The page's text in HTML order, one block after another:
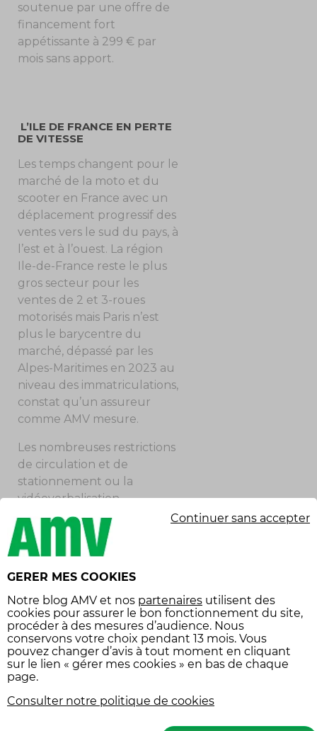
soutenue par une offre de
financement fort
appétissante à 299 € par
mois sans apport.
L’ILE DE FRANCE EN PERTE
DE VITESSE
Les temps changent pour le
marché de la moto et du
scooter en France avec un
déplacement progressif des
ventes vers le sud du pays, à
l’est et à l’ouest. La région
Ile-de-France reste le plus
gros secteur pour les
ventes de 2 et 3-roues
motorisés mais Paris n’est
plus le barycentre du
marché, dépassé par les
Alpes-Maritimes en 2023 au
niveau des immatriculations,
constat qu’un assureur
comme AMV mesure.
Les nombreuses restrictions
de circulation et de
stationnement ou la
vidéoverbalisation
croissante lassent les clients
parisiens. La concurrence
des vélos électriques et des
leur permettant de ne plus
avoir à se déplacer autant
donc de moins consommer
du 2-RM, sont des freins
évidents pour le commerce
de la moto et du scooter
qui voit régulièrement des
points de vente fermer. La
GERER MES COOKIES
Notre blog AMV et nos partenaires utilisent des
cookies pour assurer le bon fonctionnement du site,
procéder à des mesures d’audience. Nous
conservons votre choix pendant 13 mois. Vous
pouvez changer d’avis à tout moment en cliquant
sur le lien « gérer mes cookies » en bas de chaque
page.
Consulter notre politique de cookies
Continuer sans accepter